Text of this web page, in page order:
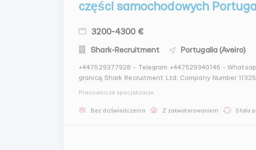
części samochodowych
3200-4300 €
Shark-Recruitment Portugalia (Aveiro)
+447529377928 - Telegram +447529340146 - Whatsapp Sprawdzone agencje zatrudnienia
granicą Shark Recruitment Ltd: Company Number 11325212 Nasze gwarancje: - Ponad 6 lat
Pracownicze specjalizacje
Bez doświadczenia Z zakwaterowaniem Stała